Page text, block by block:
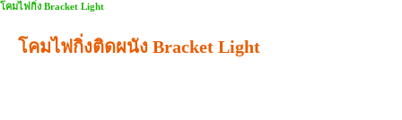
โคมไฟกิ่ง Bracket Light
โคมไฟกิ่งติดผนัง Bracket Light